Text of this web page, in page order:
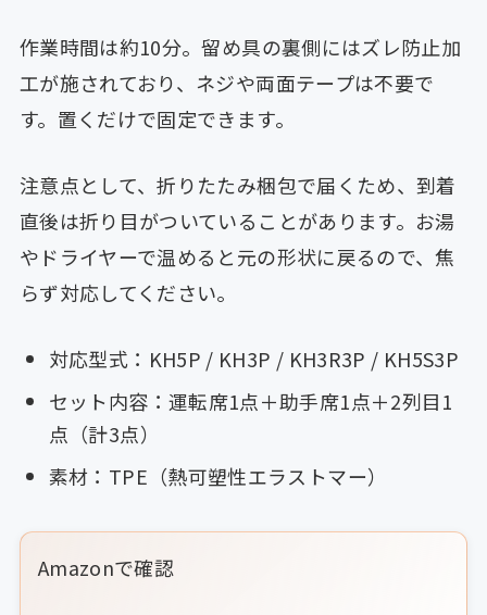
作業時間は約10分。留め具の裏側にはズレ防止加
工が施されており、ネジや両面テープは不要で
す。置くだけで固定できます。
注意点として、折りたたみ梱包で届くため、到着
直後は折り目がついていることがあります。お湯
やドライヤーで温めると元の形状に戻るので、焦
らず対応してください。
対応型式：KH5P / KH3P / KH3R3P / KH5S3P
セット内容：運転席1点＋助手席1点＋2列目1
点（計3点）
素材：TPE（熱可塑性エラストマー）
Amazonで確認